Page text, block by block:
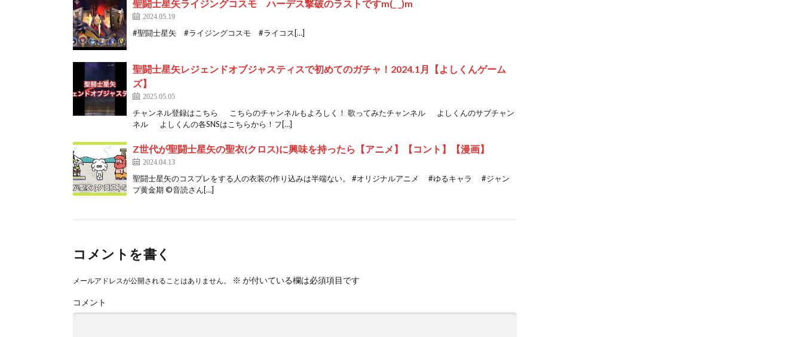
聖闘士星矢ライジングコスモ ハーデス撃破のラストですm(_ _)m
2024.05.19
#聖闘士星矢 #ライジングコスモ #ライコス[…]
聖闘士星矢レジェンドオブジャスティスで初めてのガチャ！2024.1月【よしくんゲーム
ズ】
2025.05.05
チャンネル登録はこちら こちらのチャンネルもよろしく！ 歌ってみたチャンネル よしくんのサブチャン
ネル よしくんの各SNSはこちらから！フ[…]
Z世代が聖闘士星矢の聖衣(クロス)に興味を持ったら【アニメ】【コント】【漫画】
2024.04.13
聖闘士星矢のコスプレをする人の衣装の作り込みは半端ない。 #オリジナルアニメ #ゆるキャラ #ジャン
プ黄金期 ©️音読さん[…]
コメントを書く
メールアドレスが公開されることはありません。 ※ が付いている欄は必須項目です
コメント